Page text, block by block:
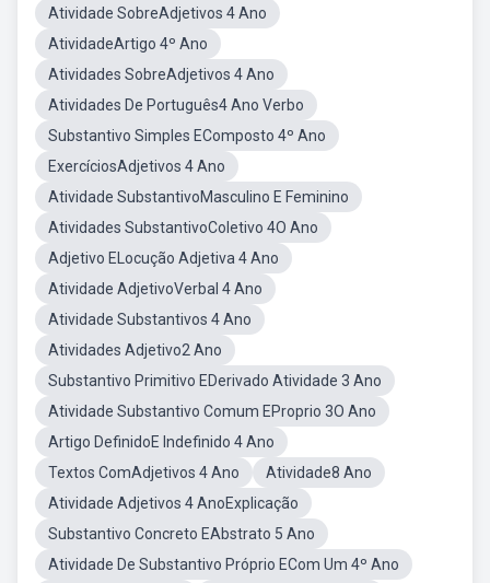
Atividade SobreAdjetivos 4 Ano
AtividadeArtigo 4º Ano
Atividades SobreAdjetivos 4 Ano
Atividades De Português4 Ano Verbo
Substantivo Simples EComposto 4º Ano
ExercíciosAdjetivos 4 Ano
Atividade SubstantivoMasculino E Feminino
Atividades SubstantivoColetivo 4O Ano
Adjetivo ELocução Adjetiva 4 Ano
Atividade AdjetivoVerbal 4 Ano
Atividade Substantivos 4 Ano
Atividades Adjetivo2 Ano
Substantivo Primitivo EDerivado Atividade 3 Ano
Atividade Substantivo Comum EProprio 3O Ano
Artigo DefinidoE Indefinido 4 Ano
Textos ComAdjetivos 4 Ano
Atividade8 Ano
Atividade Adjetivos 4 AnoExplicação
Substantivo Concreto EAbstrato 5 Ano
Atividade De Substantivo Próprio ECom Um 4º Ano